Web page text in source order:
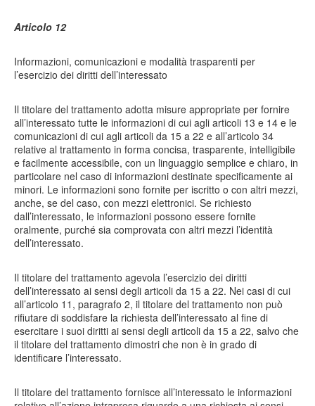
Articolo 12
Informazioni, comunicazioni e modalità trasparenti per
l’esercizio dei diritti dell’interessato
Il titolare del trattamento adotta misure appropriate per fornire
all’interessato tutte le informazioni di cui agli articoli 13 e 14 e le
comunicazioni di cui agli articoli da 15 a 22 e all’articolo 34
relative al trattamento in forma concisa, trasparente, intelligibile
e facilmente accessibile, con un linguaggio semplice e chiaro, in
particolare nel caso di informazioni destinate specificamente ai
minori. Le informazioni sono fornite per iscritto o con altri mezzi,
anche, se del caso, con mezzi elettronici. Se richiesto
dall’interessato, le informazioni possono essere fornite
oralmente, purché sia comprovata con altri mezzi l’identità
dell’interessato.
Il titolare del trattamento agevola l’esercizio dei diritti
dell’interessato ai sensi degli articoli da 15 a 22. Nei casi di cui
all’articolo 11, paragrafo 2, il titolare del trattamento non può
rifiutare di soddisfare la richiesta dell’interessato al fine di
esercitare i suoi diritti ai sensi degli articoli da 15 a 22, salvo che
il titolare del trattamento dimostri che non è in grado di
identificare l’interessato.
Il titolare del trattamento fornisce all’interessato le informazioni